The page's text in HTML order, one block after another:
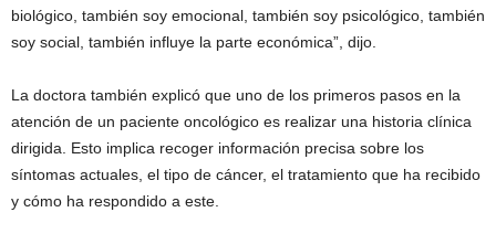
biológico, también soy emocional, también soy psicológico, también
soy social, también influye la parte económica”, dijo.
La doctora también explicó que uno de los primeros pasos en la
atención de un paciente oncológico es realizar una historia clínica
dirigida. Esto implica recoger información precisa sobre los
síntomas actuales, el tipo de cáncer, el tratamiento que ha recibido
y cómo ha respondido a este.